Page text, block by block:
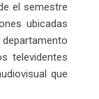
el semestre
ubicadas
televidentes
que